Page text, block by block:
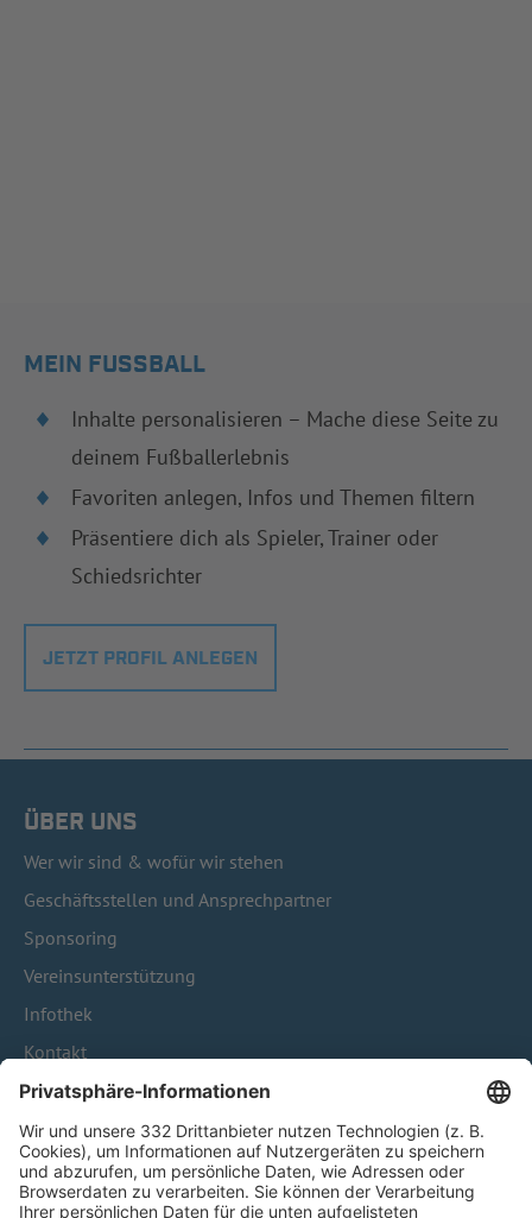
MEIN FUSSBALL
Inhalte personalisieren – Mache diese Seite zu
deinem Fußballerlebnis
Favoriten anlegen, Infos und Themen filtern
Präsentiere dich als Spieler, Trainer oder
Schiedsrichter
JETZT PROFIL ANLEGEN
ÜBER UNS
Wer wir sind & wofür wir stehen
Geschäftsstellen und Ansprechpartner
Sponsoring
Vereinsunterstützung
Infothek
Kontakt
HÄUFIG BESUCHTE SEITEN
Pässe und Vereinswechsel
Trainerausbildung